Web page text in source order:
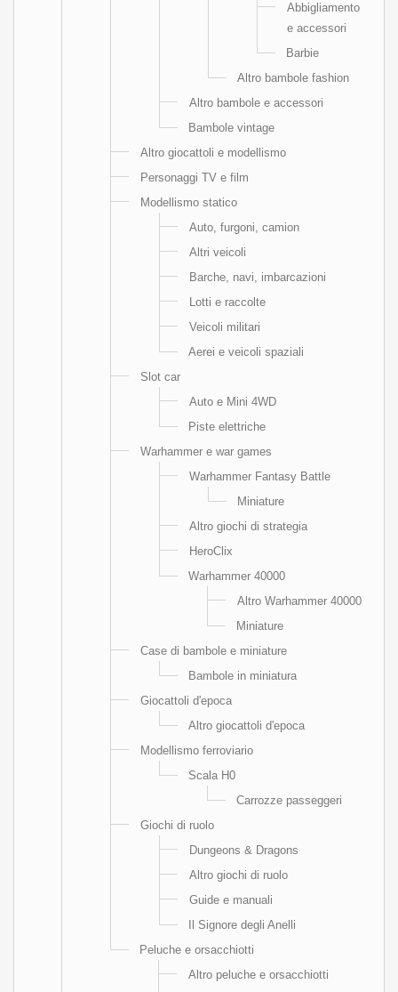
Abbigliamento
e accessori
Barbie
Altro bambole fashion
Altro bambole e accessori
Bambole vintage
Altro giocattoli e modellismo
Personaggi TV e film
Modellismo statico
Auto, furgoni, camion
Altri veicoli
Barche, navi, imbarcazioni
Lotti e raccolte
Veicoli militari
Aerei e veicoli spaziali
Slot car
Auto e Mini 4WD
Piste elettriche
Warhammer e war games
Warhammer Fantasy Battle
Miniature
Altro giochi di strategia
HeroClix
Warhammer 40000
Altro Warhammer 40000
Miniature
Case di bambole e miniature
Bambole in miniatura
Giocattoli d'epoca
Altro giocattoli d'epoca
Modellismo ferroviario
Scala H0
Carrozze passeggeri
Giochi di ruolo
Dungeons & Dragons
Altro giochi di ruolo
Guide e manuali
Il Signore degli Anelli
Peluche e orsacchiotti
Altro peluche e orsacchiotti